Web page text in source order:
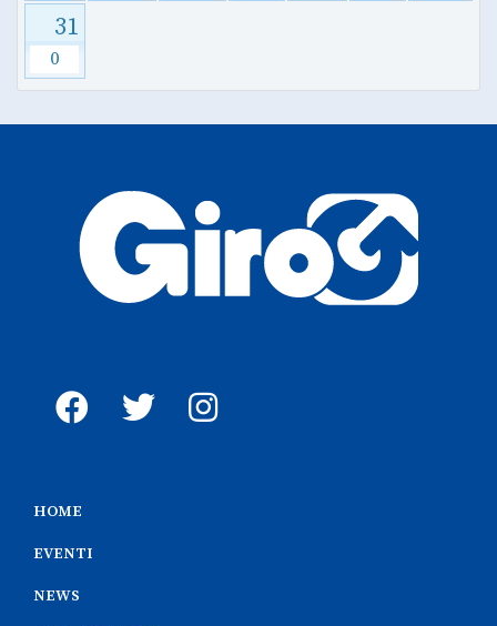
31
0
HOME
EVENTI
NEWS